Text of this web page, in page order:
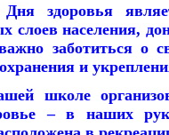
здоровья
слоев населения,
заботиться о
и
школе
– в наших